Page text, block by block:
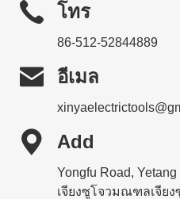
โทร
86-512-52844889
 อีเมล
 Add
Yongfu Road,
เจียงซูโจวมณฑลเจีย